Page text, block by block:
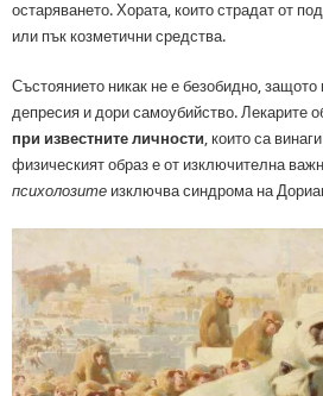
остаряването. Хората, които страдат от
или пък козметични средства.
Състоянието никак не е безобидно,
депресия и дори самоубийство. Лекарите
при известните личности, които са
физическият образ е от изключителна
психолозитеизключва синдрома на